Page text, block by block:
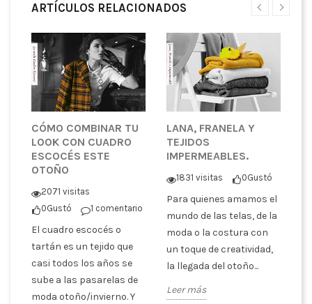
ARTÍCULOS RELACIONADOS
CÓMO COMBINAR TU
LOOK CON CUADRO
ESCOCÉS ESTE
OTOÑO
2071 visitas
0Gustó 1 comentario
El cuadro escocés o
tartán es un tejido que
casi todos los años se
sube a las pasarelas de
moda otoño/invierno. Y
LANA, FRANELA Y
TEJIDOS
IMPERMEABLES.
1831 visitas 0Gustó
Para quienes amamos el
mundo de las telas, de la
moda o la costura con
un toque de creatividad,
la llegada del otoño...
Leer más